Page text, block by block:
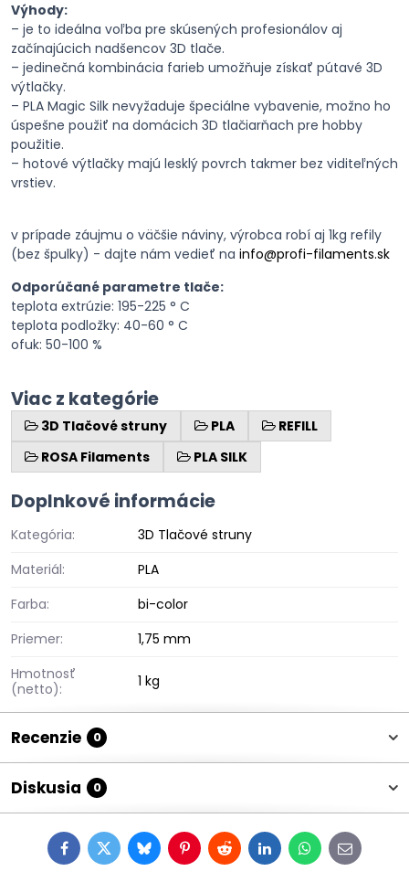
Výhody:
– je to ideálna voľba pre skúsených profesionálov aj
začínajúcich nadšencov 3D tlače.
– jedinečná kombinácia farieb umožňuje získať pútavé 3D
výtlačky.
– PLA Magic Silk nevyžaduje špeciálne vybavenie, možno ho
úspešne použiť na domácich 3D tlačiarňach pre hobby
použitie.
– hotové výtlačky majú lesklý povrch takmer bez viditeľných
vrstiev.
v prípade záujmu o väčšie náviny, výrobca robí aj 1kg refily
(bez špulky) - dajte nám vedieť na info@profi-filaments.sk
Odporúčané parametre tlače:
teplota extrúzie: 195-225 ° C
teplota podložky: 40-60 ° C
ofuk: 50-100 %
Viac z kategórie
3D Tlačové struny PLA
REFILL
ROSA Filaments
PLA SILK
Doplnkové informácie
Kategória:
3D Tlačové struny
Materiál:
PLA
Farba:
bi-color
Priemer:
1,75 mm
Hmotnosť
(netto):
1 kg
Recenzie 0
Diskusia 0
FacebookTwitterBlueskyPinterestRedditLinkedInWhatsApp
E-
mail